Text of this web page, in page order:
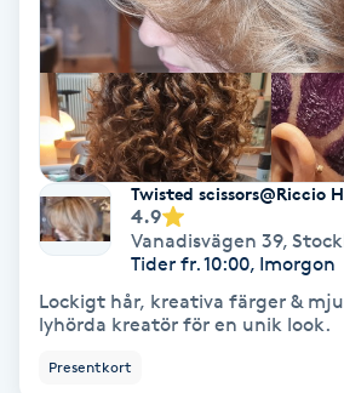
Yin Yoga
Yoga
Yoga Nidra
Yogamassage
Twisted scissors@Riccio
4.9
Vanadisvägen 39,
Tider fr. 10:00, Imorgon
Lockigt hår, kreativa färger & mjuka
lyhörda kreatör för en unik look.
Presentkort